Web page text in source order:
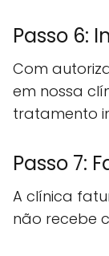
Passo 6:
Com
em nossa
tratamento
Passo 7:
A clínica
não recebe